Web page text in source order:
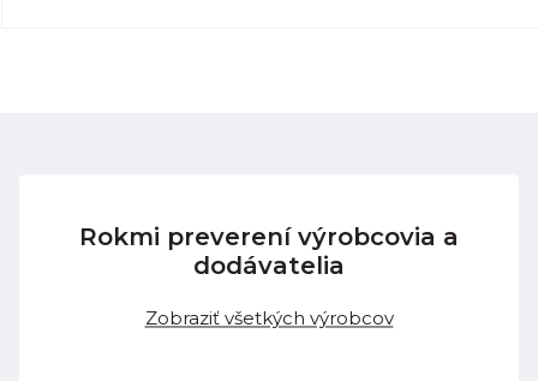
Rokmi preverení výrobcovia a
dodávatelia
Zobraziť všetkých výrobcov